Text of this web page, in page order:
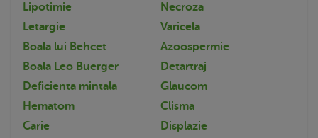
Lipotimie
Necroza
Letargie
Varicela
Boala lui Behcet
Azoospermie
Boala Leo Buerger
Detartraj
Deficienta mintala
Glaucom
Hematom
Clisma
Carie
Displazie